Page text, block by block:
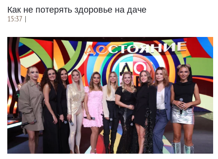
Как не потерять здоровье на даче
15:37 |